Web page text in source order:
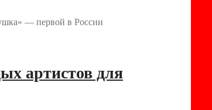
— первой в России
артистов для